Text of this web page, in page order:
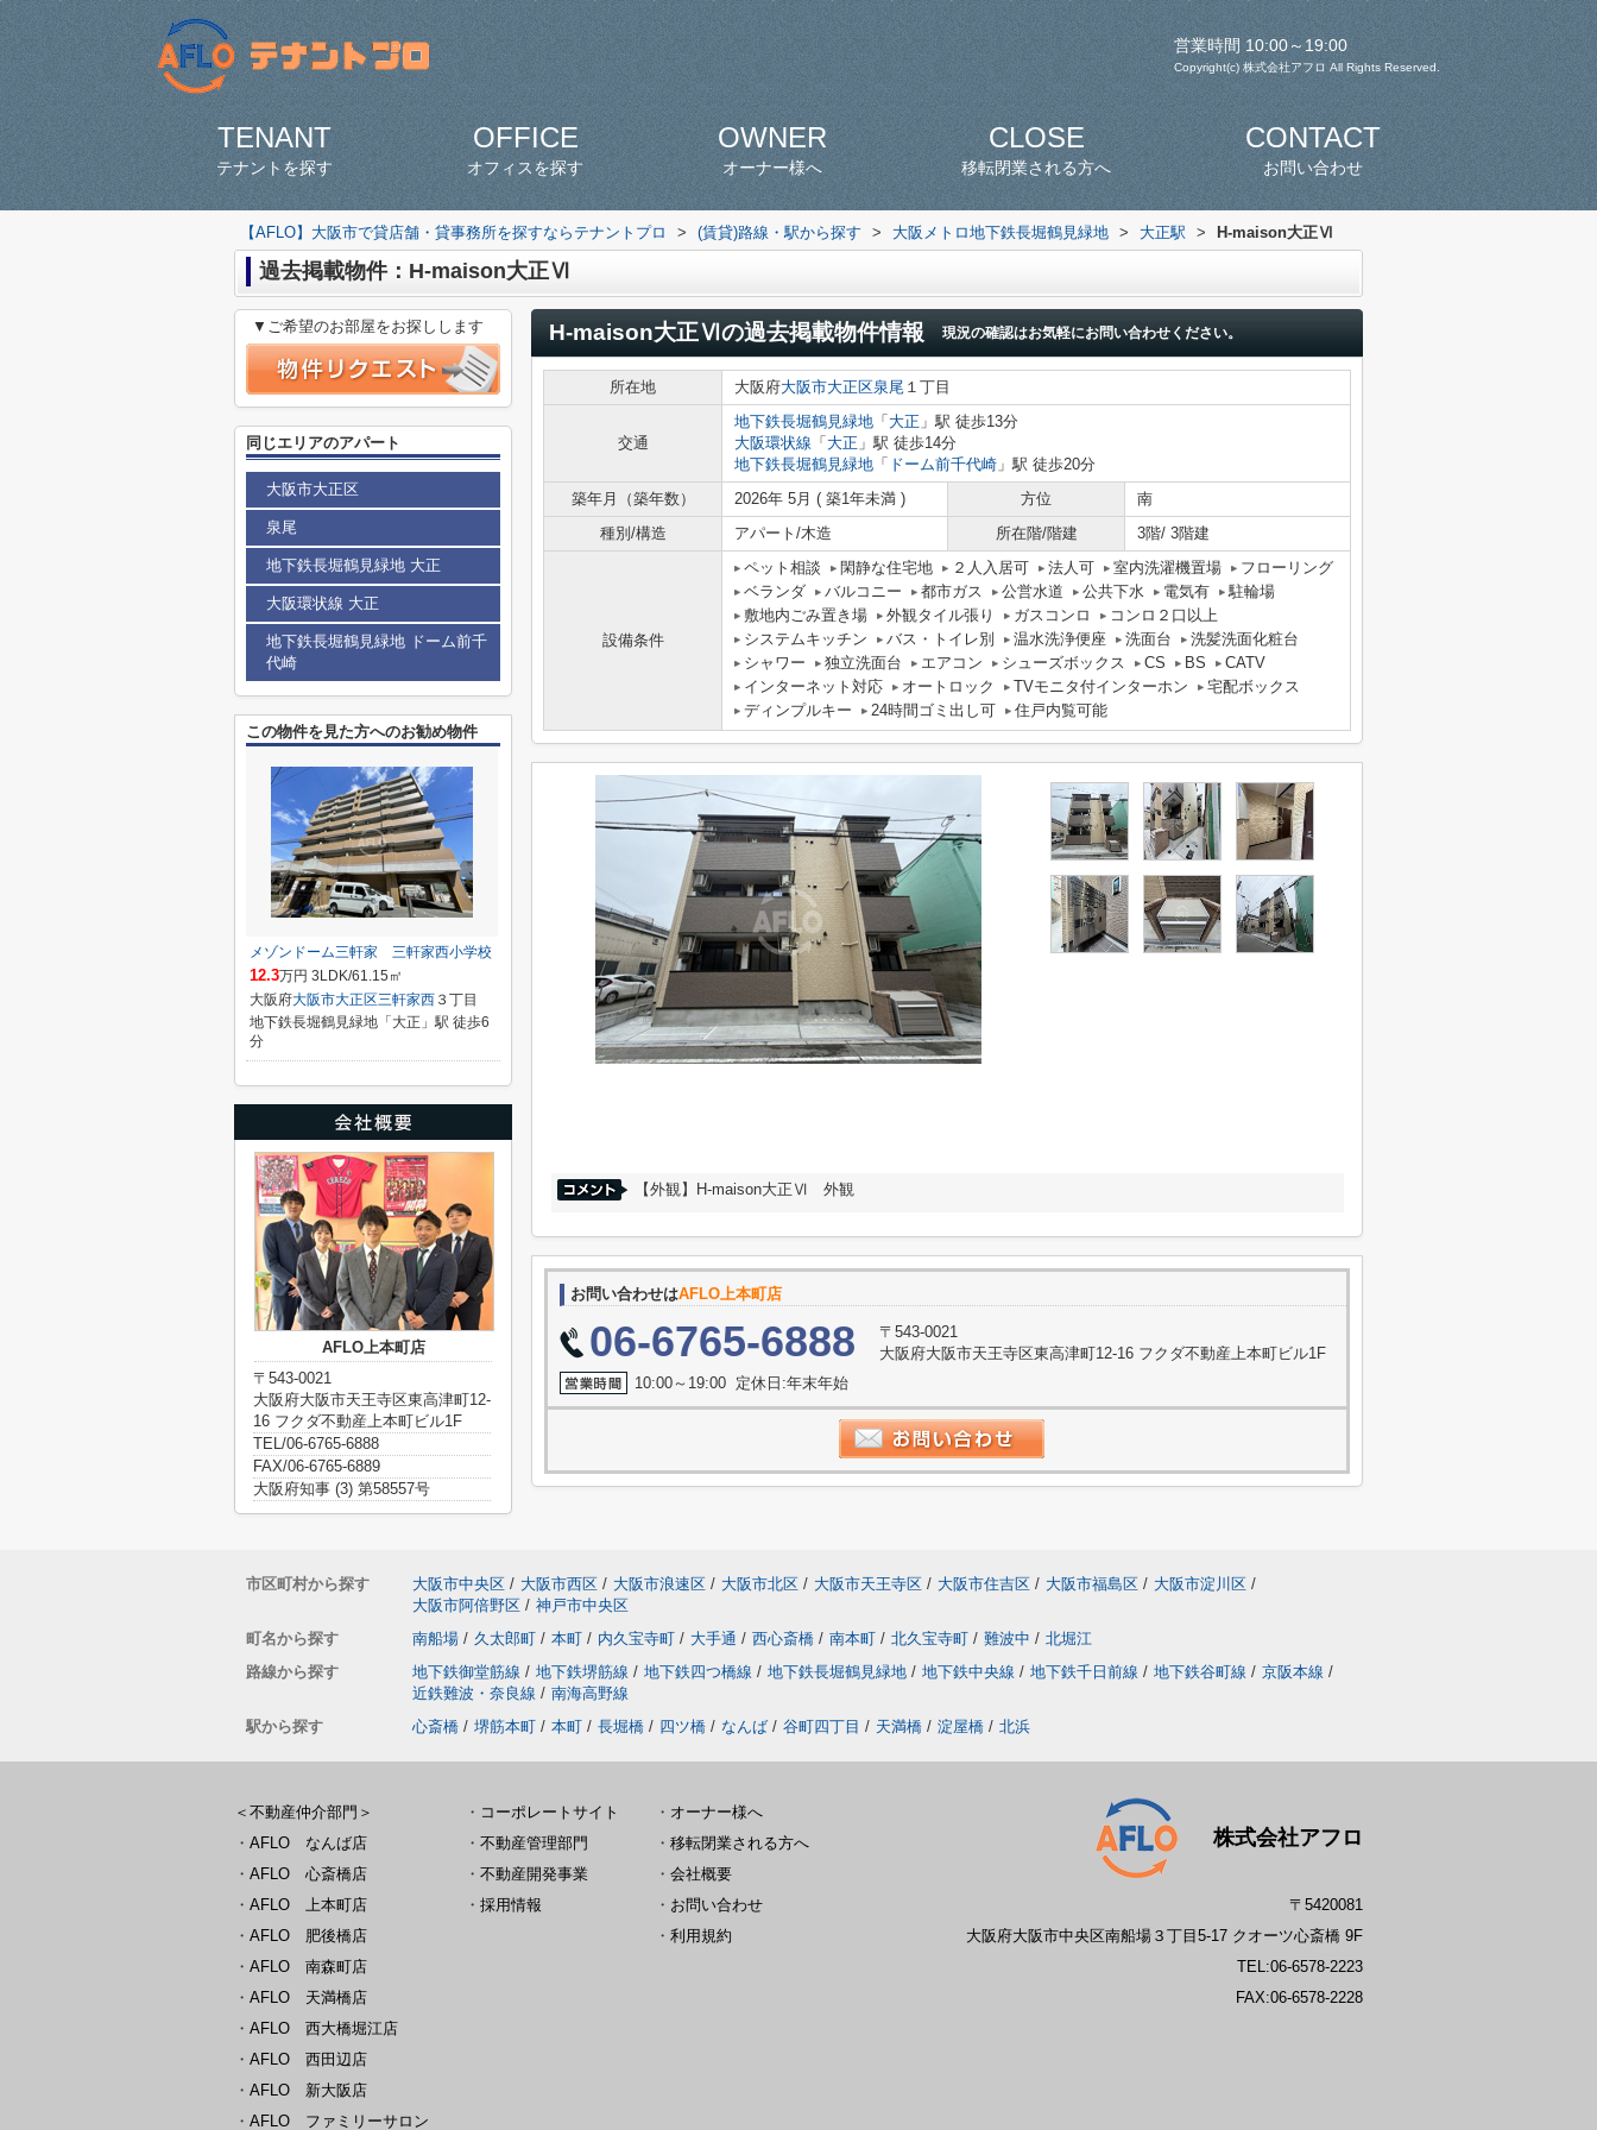
営業時間 10:00～19:00
Copyright(c) 株式会社アフロ All Rights Reserved.
TENANT
テナントを探す
OFFICE
オフィスを探す
OWNER
オーナー様へ
CLOSE
移転閉業される方へ
CONTACT
お問い合わせ
【AFLO】大阪市で貸店舗・貸事務所を探すならテナントプロ > (賃貸)路線・駅から探す > 大阪メトロ地下鉄長堀鶴見緑地 > 大正駅 > H-maison大正Ⅵ
過去掲載物件：H-maison大正Ⅵ
H-maison大正Ⅵの過去掲載物件情報 現況の確認はお気軽にお問い合わせください。
所在地 大阪府大阪市大正区泉尾 １丁目
交通
地下鉄長堀鶴見緑地 「 大正 」駅 徒歩13分
大阪環状線 「 大正 」駅 徒歩14分
地下鉄長堀鶴見緑地 「 ドーム前千代崎 」駅 徒歩20分
築年月（築年数）
2026年 5月 ( 築1年未満 ) 方位
南
種別/構造
アパート/木造 所在階/階建 3階/ 3階建
設備条件
ペット相談 閑静な住宅地 ２人入居可 法人可 室内洗濯機置場
フローリング
ベランダ
バルコニー 都市ガス 公営水道 公共下水 電気有
駐輪場
敷地内ごみ置き場
外観タイル張り ガスコンロ
コンロ２口以上
システムキッチン
バス・トイレ別 温水洗浄便座 洗面台
洗髪洗面化粧台
シャワー
独立洗面台 エアコン シューズボックス CS BS
CATV
インターネット対応
オートロック TVモニタ付インターホン
宅配ボックス
ディンプルキー
24時間ゴミ出し可 住戸内覧可能
【外観】H-maison大正Ⅵ 外観
お問い合わせはAFLO上本町店
06-6765-6888
〒543-0021
大阪府大阪市天王寺区東高津町12-16 フクダ不動産上本町ビル1F
10:00～19:00 定休日:年末年始
▼ご希望のお部屋をお探しします
同じエリアのアパート
大阪市大正区
泉尾
地下鉄長堀鶴見緑地 大正
大阪環状線 大正
地下鉄長堀鶴見緑地 ドーム前千
代崎
この物件を見た方へのお勧め物件
メゾンドーム三軒家 三軒家西小学校
12.3万円 3LDK/61.15㎡
大阪府大阪市大正区三軒家西 ３丁目
地下鉄長堀鶴見緑地「大正」駅 徒歩6
分
AFLO上本町店
〒543-0021
大阪府大阪市天王寺区東高津町12-
16 フクダ不動産上本町ビル1F
TEL/06-6765-6888
FAX/06-6765-6889
大阪府知事 (3) 第58557号
市区町村から探す 大阪市中央区 / 大阪市西区 / 大阪市浪速区 / 大阪市北区 / 大阪市天王寺区 / 大阪市住吉区 / 大阪市福島区 / 大阪市淀川区 /
大阪市阿倍野区 / 神戸市中央区
町名から探す
南船場 / 久太郎町 / 本町 / 内久宝寺町 / 大手通 / 西心斎橋 / 南本町 / 北久宝寺町 / 難波中 / 北堀江
路線から探す
地下鉄御堂筋線 / 地下鉄堺筋線 / 地下鉄四つ橋線 / 地下鉄長堀鶴見緑地 / 地下鉄中央線 / 地下鉄千日前線 / 地下鉄谷町線 / 京阪本線 /
近鉄難波・奈良線 / 南海高野線
駅から探す
心斎橋 / 堺筋本町 / 本町 / 長堀橋 / 四ツ橋 / なんば / 谷町四丁目 / 天満橋 / 淀屋橋 / 北浜
＜不動産仲介部門＞
・ AFLO なんば店
・ AFLO 心斎橋店
・ AFLO 上本町店
・ AFLO 肥後橋店
・ AFLO 南森町店
・ AFLO 天満橋店
・ AFLO 西大橋堀江店
・ AFLO 西田辺店
・ AFLO 新大阪店
・ AFLO ファミリーサロン
・ コーポレートサイト
・ 不動産管理部門
・ 不動産開発事業
・ 採用情報
・ オーナー様へ
・ 移転閉業される方へ
・ 会社概要
・ お問い合わせ
・ 利用規約
株式会社アフロ
〒5420081
大阪府大阪市中央区南船場３丁目5-17 クオーツ心斎橋 9F
TEL:06-6578-2223
FAX:06-6578-2228